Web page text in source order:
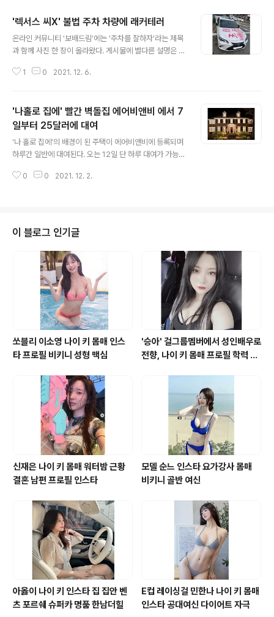
'렉서스 씨X' 불법 주차 차량에 래커테러
온라인 커뮤니티 '보배드림'에는 '주차를 잘하자'라는 제목
과 함께 사진 한 장이 올라왔다. 게시물에 별다른 설명은 없
어 있고, 이 차량의 보닛에는 붉은색 래커로 '렉서스 씨X'이
제목으로 다시 올라왔다. 이를 본 누리꾼들의 반응은 두가
지로 나위었다. 이들은 "반대편에 있는 레이도 불법 주차했
다", "주차 잘못한 건 맞는데 테러는 선 넘었다", "사유재산
손괴는 불법 행위다. 신고하면 되는데 똑같이 범죄를 저지
르냐", "이걸 옹호하는 사람들도 이해 안 간다" 등 래커 테
러 행위를 비난했다. 반면 일각에서는 "주차를 잘해야 한
1 0 2021. 12. 6.
'나홀로 집에' 빨간 벽돌집 에어비앤비 에서 7
일부터 25달러에 대여
‘나 홀로 집에’의 배경이 된 주택이 에어비앤비에 등록되며
하루간 일반에 대여된다. 오는 12일 단 하루 대여가 가능하
다. 주인공 케빈의 큰 형인 버즈 맥칼리스터가가 호스트로
을 하려는 관광객들의 발걸음이 끊이지 않는 것으로 알려
졌다. 이 집은 대지 면적 2천 ㎡, 실내 면적 395㎡에 침
실 4개, 욕실 4개, 창이 있는 다락방 등을 갖추고 있다. 숙
박객들은 영화 속 시그니처 포즈인 쉐이브로션을 바르고
거울 앞에서 소리를 지르는 장면을 재현하거나 `나홀로 집
에` 레고를 ..
0 0 2021. 12. 2.
이 블로그 인기글
쏘블리 이소영 나이 키 몸매 인스
타 프로필 비키니 성형 맥심
'승아' 걸그룹멤버에서 성인배우로
전향, 나이 키 몸매 프로필 학력 바
신재은 나이 키 몸매 워터밤 근황
결혼 남편 프로필 인스타
모델 순느 인스타 요가강사 몸매
비키니 골반 여신
아옳이 나이 키 인스타 집 집안 벤
츠 포르쉐 슈퍼카 명품 한남더힐
E컵 레이싱걸 민한나 나이 키 몸매
인스타 공대여신 다이어트 자극